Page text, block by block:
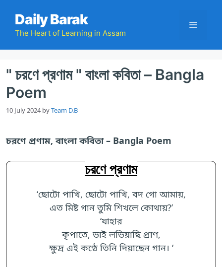
content
Daily Barak
The Heart of Learning in Assam
Menu
" চরণে প্রণাম " বাংলা কবিতা – Bangla
Poem
10 July 2024 byTeam D.B
চরণে প্রণাম, বাংলা কবিতা – Bangla Poem
চরণে প্রণাম
‘ছোটো পাখি, ছোটো পাখি, বদ গো আমায়,
এত মিষ্ট গান তুমি শিখলে কোথায়?’
‘যাহার
কৃপাতে, ভাই লভিয়াছি প্রাণ,
ক্ষুদ্র এই কণ্ঠে তিনি দিয়াছেন গান। ‘